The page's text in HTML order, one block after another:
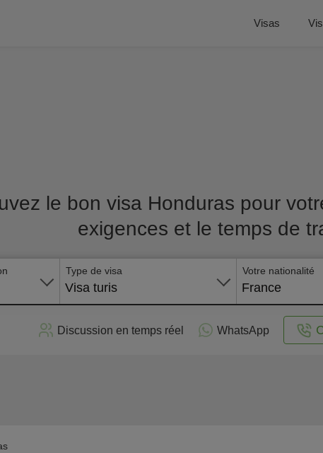
Visas
le bon visa Honduras pour
exigences et le temps de
Type de visa
Visa turis
Votre nationalité
France
Discussion en temps réel WhatsApp